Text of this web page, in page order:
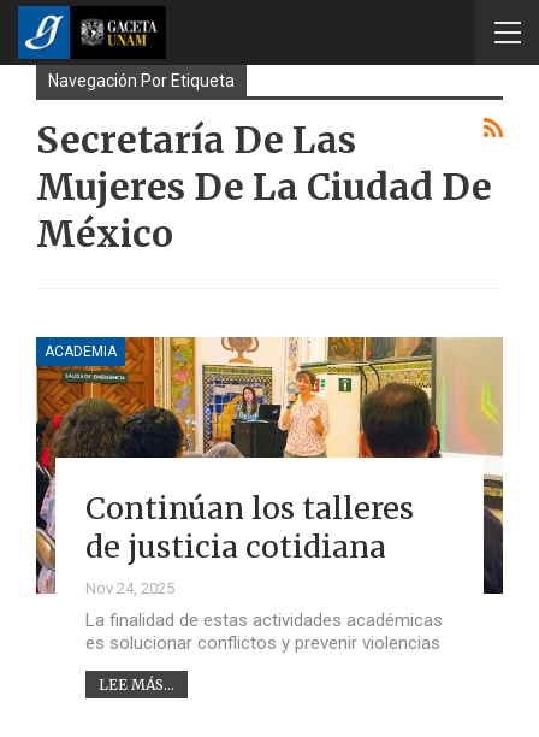
Navegación Por Etiqueta
Secretaría De Las
Mujeres De La Ciudad De
México
ACADEMIA
Continúan los talleres
de justicia cotidiana
Nov 24, 2025
La finalidad de estas actividades académicas
es solucionar conflictos y prevenir violencias
LEE MÁS...